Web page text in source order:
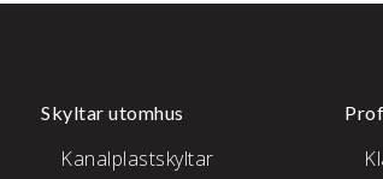
Skyltar utomhus
Kanalplastskyltar